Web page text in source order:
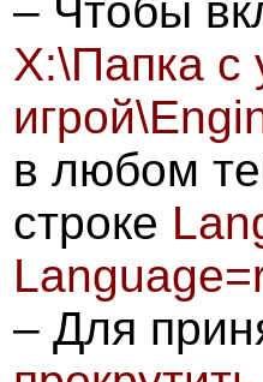
– Чтобы
X:\Папка с
в любом
строке
– Для